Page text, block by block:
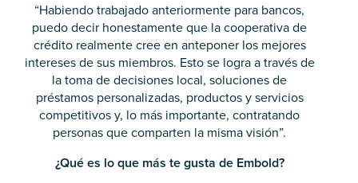
“Habiendo trabajado anteriormente para bancos,
puedo decir honestamente que la cooperativa de
crédito realmente cree en anteponer los mejores
intereses de sus miembros. Esto se logra a través de
la toma de decisiones local, soluciones de
préstamos personalizadas, productos y servicios
competitivos y, lo más importante, contratando
personas que comparten la misma visión”.
¿Qué es lo que más te gusta de Embold?